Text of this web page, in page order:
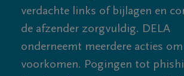
verdachte links of bijlagen en
de afzender zorgvuldig. DELA
onderneemt meerdere acties
voorkomen. Pogingen tot